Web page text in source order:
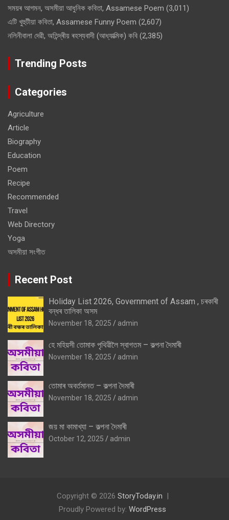
সময়ৰ আগমন, অসমীয়া আধুনিক কবিতা, Assamese Poem (3,011)
এটি খুহুটীয়া কবিতা, Assamese Funny Poem (2,607)
নলিনীবালা দেৱী, অতিন্দ্ৰীয় ৰহস্যবাদী (আধ্যাত্মিক) কবি (2,385)
Trending Posts
Categories
Agriculture
Article
Biography
Education
Poem
Recipe
Recommended
Travel
Web Directory
Yoga
অসমীয়া সংগীত
Recent Post
Holiday List 2026, Government of Assam , চৰকাৰী
বন্ধৰ তালিকা অসম
November 18, 2025 admin
হে মহিয়সী তোমাক পৃথিৱীলৈ স্বাগতম – কল্পনা দৈমাৰী
November 18, 2025 admin
তোমাৰ অবৰ্তমানত – কল্পনা দৈমাৰী
November 18, 2025 admin
জয় মা কামাখ্যা – কল্পনা দৈমাৰী
October 12, 2025 admin
Copyright © 2026 StoryToday.in
Proudly Powered by: WordPress